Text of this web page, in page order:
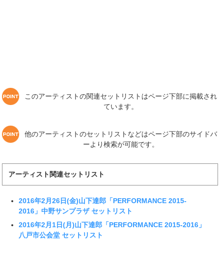
このアーティストの関連セットリストはページ下部に掲載され
ています。
他のアーティストのセットリストなどはページ下部のサイドバ
ーより検索が可能です。
アーティスト関連セットリスト
2016年2月26日(金)山下達郎「PERFORMANCE 2015-
2016」中野サンプラザ セットリスト
2016年2月1日(月)山下達郎「PERFORMANCE 2015-2016」
八戸市公会堂 セットリスト